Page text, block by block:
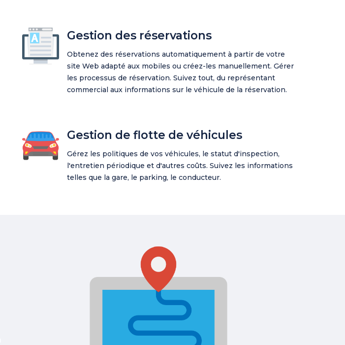
Gestion des réservations
Obtenez des réservations automatiquement à partir de votre
site Web adapté aux mobiles ou créez-les manuellement. Gérer
les processus de réservation. Suivez tout, du représentant
commercial aux informations sur le véhicule de la réservation.
Gestion de flotte de véhicules
Gérez les politiques de vos véhicules, le statut d'inspection,
l'entretien périodique et d'autres coûts. Suivez les informations
telles que la gare, le parking, le conducteur.